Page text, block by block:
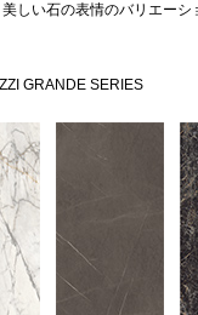
しい石の表情のバリエーシ
GRANDE SERIES